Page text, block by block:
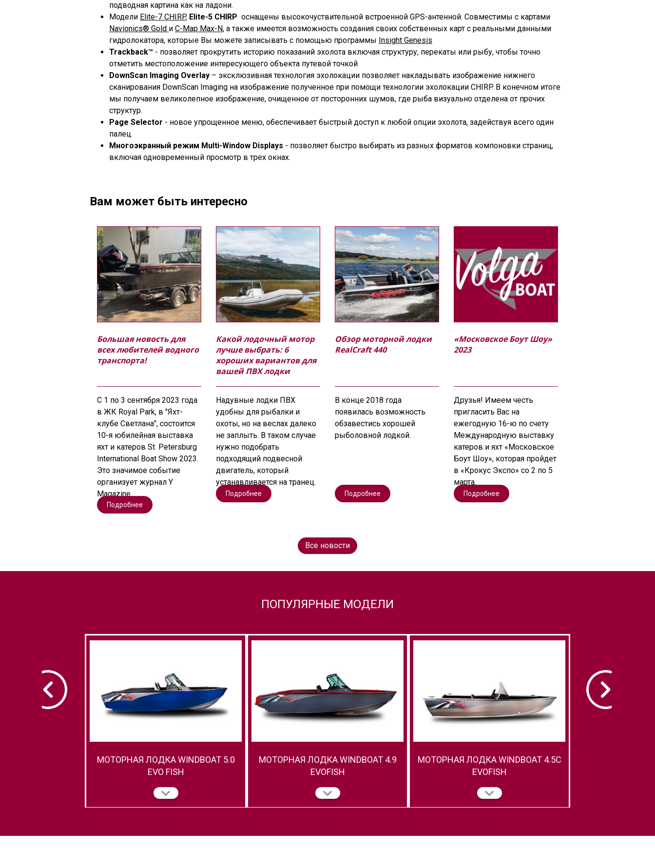
подводная картина как на ладони.
Модели Elite-7 CHIRP, Elite-5 CHIRP оснащены высокочуствительной встроенной GPS-антенной. Совместимы с картами
Navionics® Gold и C-Map Max-N, а также имеется возможность создания своих собственных карт с реальными данными
гидролокатора, которые Вы можете записывать с помощью программы Insight Genesis
Trackback™ - позволяет прокрутить историю показаний эхолота включая структуру, перекаты или рыбу, чтобы точно
отметить местоположение интересующего объекта путевой точкой
DownScan Imaging Overlay – эксклюзивная технология эхолокации позволяет накладывать изображение нижнего
сканирования DownScan Imaging на изображение полученное при помощи технологии эхолокации CHIRP. В конечном итоге
мы получаем великолепное изображение, очищенное от посторонних шумов, где рыба визуально отделена от прочих
структур.
Page Selector - новое упрощенное меню, обеспечивает быстрый доступ к любой опции эхолота, задействуя всего один
палец.
Многоэкранный режим Multi-Window Displays - позволяет быстро выбирать из разных форматов компоновки страниц,
включая одновременный просмотр в трех окнах.
Вам может быть интересно
Большая новость для
всех любителей водного
транспорта!
С 1 по 3 сентября 2023 года
в ЖК Royal Park, в "Яхт-
клубе Светлана", состоится
10-я юбилейная выставка
яхт и катеров St. Petersburg
International Boat Show 2023.
Это значимое событие
организует журнал Y
Magazine.
Подробнее
Какой лодочный мотор
лучше выбрать: 6
хороших вариантов для
вашей ПВХ лодки
Надувные лодки ПВХ
удобны для рыбалки и
охоты, но на веслах далеко
не заплыть. В таком случае
нужно подобрать
подходящий подвесной
двигатель, который
устанавливается на транец.
Подробнее
Обзор моторной лодки
RealCraft 440
В конце 2018 года
появилась возможность
обзавестись хорошей
рыболовной лодкой.
Подробнее
«Московское Боут Шоу»
2023
Друзья! Имеем честь
пригласить Вас на
ежегодную 16-ю по счету
Международную выставку
катеров и яхт «Московское
Боут Шоу», которая пройдет
в «Крокус Экспо» со 2 по 5
марта.
Подробнее
Все новости
ПОПУЛЯРНЫЕ МОДЕЛИ
МОТОРНАЯ ЛОДКА WINDBOAT 5.0
EVO FISH
МОТОРНАЯ ЛОДКА WINDBOAT 4.9
EVOFISH
МОТОРНАЯ ЛОДКА WINDBOAT 4.5C
EVOFISH